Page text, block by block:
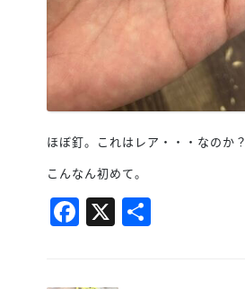
ほぼ釘。これはレア・・・なのか？
こんなん初めて。
Facebook
X